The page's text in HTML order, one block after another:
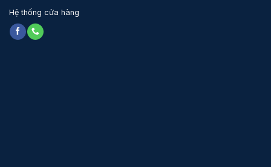
Hệ thống cửa hàng